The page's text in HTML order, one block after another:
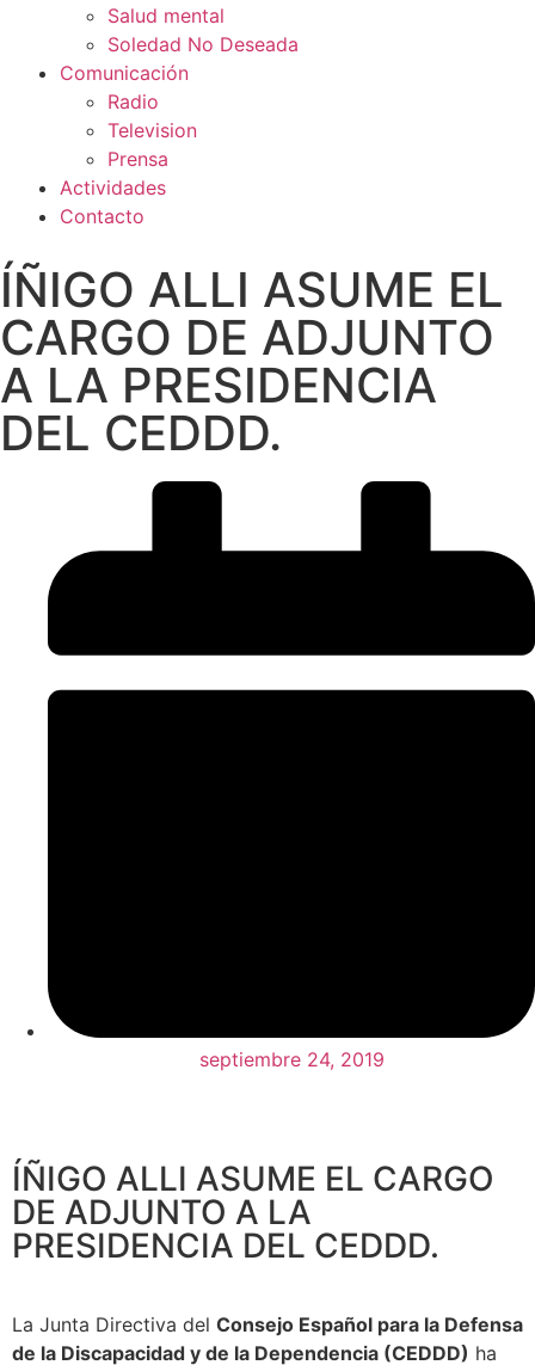
Salud mental
Soledad No Deseada
Comunicación
Radio
Television
Prensa
Actividades
Contacto
ÍÑIGO ALLI ASUME EL
CARGO DE ADJUNTO
A LA PRESIDENCIA
DEL CEDDD.
septiembre 24, 2019
ÍÑIGO ALLI ASUME EL CARGO
DE ADJUNTO A LA
PRESIDENCIA DEL CEDDD.
La Junta Directiva del Consejo Español para la Defensa
de la Discapacidad y de la Dependencia (CEDDD) ha